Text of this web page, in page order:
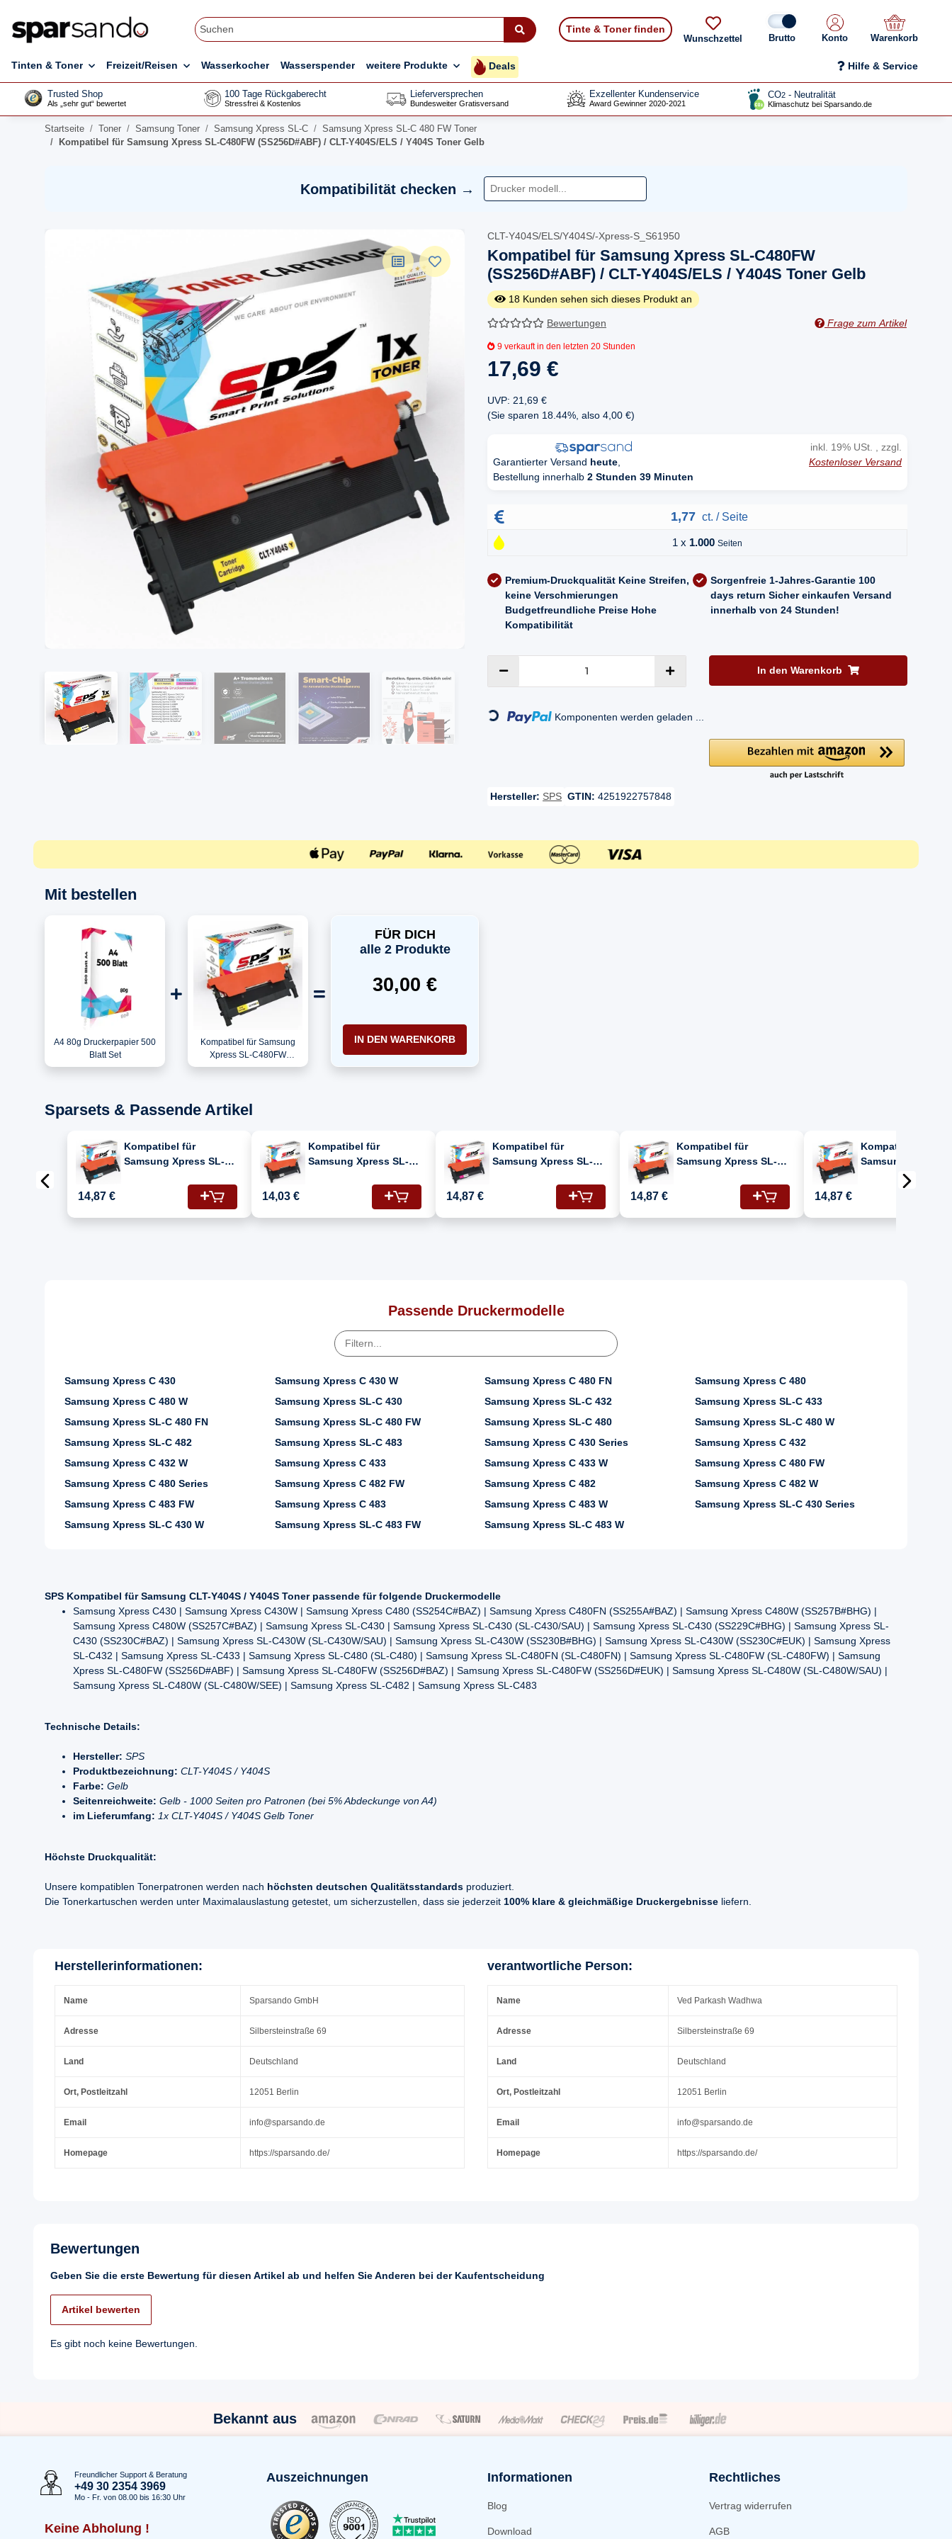
Tinte & Toner finden
Wunschzettel Konto Warenkorb
Tinten & Toner Freizeit/Reisen Wasserkocher Wasserspender weitere Produkte Deals Hilfe & Service
Trusted Shop
Als „sehr gut“ bewertet
100 Tage Rückgaberecht
Stressfrei & Kostenlos
Lieferversprechen
Bundesweiter Gratisversand
Exzellenter Kundenservice
Award Gewinner 2020-2021
CO2 - Neutralität
Klimaschutz bei Sparsando.de
Startseite Toner Samsung Toner Samsung Xpress SL-C
Samsung Xpress SL-C 480 FW Toner
Kompatibel für Samsung Xpress SL-C480FW (SS256D#ABF) / CLT-Y404S/ELS / Y404S Toner Gelb
Kompatibilität checken →
CLT-Y404S/ELS/Y404S/-Xpress-S_S61950
Kompatibel für Samsung Xpress SL-C480FW
(SS256D#ABF) / CLT-Y404S/ELS / Y404S Toner Gelb
18 Kunden sehen sich dieses Produkt an
Bewertungen Frage zum Artikel
9 verkauft in den letzten 20 Stunden
17,69 €
UVP: 21,69 €
(Sie sparen 18.44% , also 4,00 €)
Garantierter Versand heute,
Bestellung innerhalb 2 Stunden 39 Minuten
inkl. 19% USt. , zzgl.
Kostenloser Versand
1,77 ct. / Seite
1 x 1.000 Seiten
Premium-Druckqualität Keine Streifen,
keine Verschmierungen
Budgetfreundliche Preise Hohe
Kompatibilität
Sorgenfreie 1-Jahres-Garantie 100
days return Sicher einkaufen Versand
innerhalb von 24 Stunden!
In den Warenkorb
Loading... Komponenten werden geladen ...
Hersteller: SPS GTIN: 4251922757848
Mit bestellen
A4 80g Druckerpapier 500
Blatt Set
Kompatibel für Samsung
Xpress SL-C480FW
(SS256D#ABF) / CLT-
FÜR DICH
alle 2 Produkte
30,00 €
IN DEN WARENKORB
Sparsets & Passende Artikel
Kompatibel für
Samsung Xpress SL-
CLT-C404S/ELS / C404C
14,87 €
Kompatibel für
Samsung Xpress SL-
CLT-K404S/ELS / K404S
Toner Schwarz
14,03 €
Kompatibel für
Samsung Xpress SL-
CLT-M404S/ELS / M404S
Toner Magenta
14,87 €
Kompatibel für
Samsung Xpress SL-
CLT-Y404S/ELS / Y404S
14,87 €
Kompatibel für
Samsung Xpress
C480FW
CLT-C404S/ELS /
14,87 €
Passende Druckermodelle
Samsung Xpress C 430 Samsung Xpress C 430 W Samsung Xpress C 480 FN
Samsung Xpress C 480
Samsung Xpress C 480 W
Samsung Xpress SL-C 430 Samsung Xpress SL-C 432
Samsung Xpress SL-C 433
Samsung Xpress SL-C 480 FN
Samsung Xpress SL-C 480 FW Samsung Xpress SL-C 480
Samsung Xpress SL-C 480 W
Samsung Xpress SL-C 482
Samsung Xpress SL-C 483 Samsung Xpress C 430 Series
Samsung Xpress C 432
Samsung Xpress C 432 W
Samsung Xpress C 433 Samsung Xpress C 433 W
Samsung Xpress C 480 FW
Samsung Xpress C 480 Series
Samsung Xpress C 482 FW Samsung Xpress C 482
Samsung Xpress C 482 W
Samsung Xpress C 483 FW
Samsung Xpress C 483 Samsung Xpress C 483 W
Samsung Xpress SL-C 430 Series
Samsung Xpress SL-C 430 W
Samsung Xpress SL-C 483 FW Samsung Xpress SL-C 483 W
SPS Kompatibel für Samsung CLT-Y404S / Y404S Toner passende für folgende Druckermodelle
Samsung Xpress C430 | Samsung Xpress C430W | Samsung Xpress C480 (SS254C#BAZ) | Samsung Xpress C480FN (SS255A#BAZ) | Samsung Xpress C480W (SS257B#BHG) |
Samsung Xpress C480W (SS257C#BAZ) | Samsung Xpress SL-C430 | Samsung Xpress SL-C430 (SL-C430/SAU) | Samsung Xpress SL-C430 (SS229C#BHG) | Samsung Xpress SL-
C430 (SS230C#BAZ) | Samsung Xpress SL-C430W (SL-C430W/SAU) | Samsung Xpress SL-C430W (SS230B#BHG) | Samsung Xpress SL-C430W (SS230C#EUK) | Samsung Xpress
SL-C432 | Samsung Xpress SL-C433 | Samsung Xpress SL-C480 (SL-C480) | Samsung Xpress SL-C480FN (SL-C480FN) | Samsung Xpress SL-C480FW (SL-C480FW) | Samsung
Xpress SL-C480FW (SS256D#ABF) | Samsung Xpress SL-C480FW (SS256D#BAZ) | Samsung Xpress SL-C480FW (SS256D#EUK) | Samsung Xpress SL-C480W (SL-C480W/SAU) |
Samsung Xpress SL-C480W (SL-C480W/SEE) | Samsung Xpress SL-C482 | Samsung Xpress SL-C483
Technische Details:
Hersteller: SPS
Produktbezeichnung: CLT-Y404S / Y404S
Farbe: Gelb
Seitenreichweite: Gelb - 1000 Seiten pro Patronen (bei 5% Abdeckunge von A4)
im Lieferumfang: 1x CLT-Y404S / Y404S Gelb Toner
Höchste Druckqualität:
Unsere kompatiblen Tonerpatronen werden nach höchsten deutschen Qualitätsstandards produziert.
Die Tonerkartuschen werden unter Maximalauslastung getestet, um sicherzustellen, dass sie jederzeit 100% klare & gleichmäßige Druckergebnisse liefern.
Herstellerinformationen:
Name Sparsando GmbH
Adresse Silbersteinstraße 69
Land Deutschland
Ort, Postleitzahl 12051 Berlin
Email info@sparsando.de
Homepage https://sparsando.de/
verantwortliche Person:
Name Ved Parkash Wadhwa
Adresse Silbersteinstraße 69
Land Deutschland
Ort, Postleitzahl 12051 Berlin
Email info@sparsando.de
Homepage https://sparsando.de/
Bewertungen
Geben Sie die erste Bewertung für diesen Artikel ab und helfen Sie Anderen bei der Kaufentscheidung
Artikel bewerten
Es gibt noch keine Bewertungen.
Bekannt aus
Freundlicher Support & Beratung
+49 30 2354 3969
Mo - Fr. von 08.00 bis 16:30 Uhr
Keine Abholung !
Auszeichnungen Informationen
Blog
Download
Rechtliches
Vertrag widerrufen
AGB